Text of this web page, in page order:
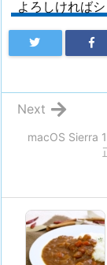
よろしければ
macOS Sierra
Next